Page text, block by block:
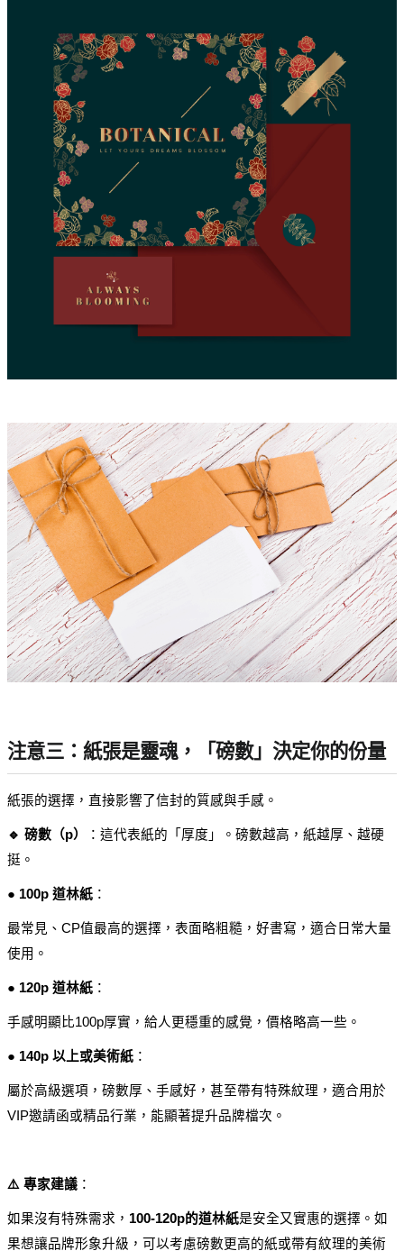
注意三：紙張是靈魂，「磅數」決定你的份量
紙張的選擇，直接影響了信封的質感與手感。
🔹 磅數（p）
：這代表紙的「厚度」。磅數越高，紙越厚、越硬
挺。
● 100p 道林紙 ：
最常見、CP值最高的選擇，表面略粗糙，好書寫，適合日常大量
使用。
● 120p 道林紙 ：
手感明顯比100p厚實，給人更穩重的感覺，價格略高一些。
● 140p 以上或美術紙 ：
屬於高級選項，磅數厚、手感好，甚至帶有特殊紋理，適合用於
VIP邀請函或精品行業，能顯著提升品牌檔次。
⚠️ 專家建議 ：
如果沒有特殊需求， 100-120p的道林紙是安全又實惠的選擇。如
果想讓品牌形象升級，可以考慮磅數更高的紙或帶有紋理的美術